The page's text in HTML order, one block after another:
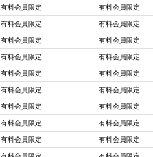
有料会員限定 有料会員限定
有料会員限定 有料会員限定
有料会員限定 有料会員限定
有料会員限定 有料会員限定
有料会員限定 有料会員限定
有料会員限定 有料会員限定
有料会員限定 有料会員限定
有料会員限定 有料会員限定
有料会員限定 有料会員限定